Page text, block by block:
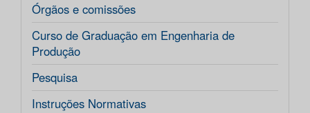
Órgãos e comissões
Curso de Graduação em Engenharia de
Produção
Pesquisa
Instruções Normativas